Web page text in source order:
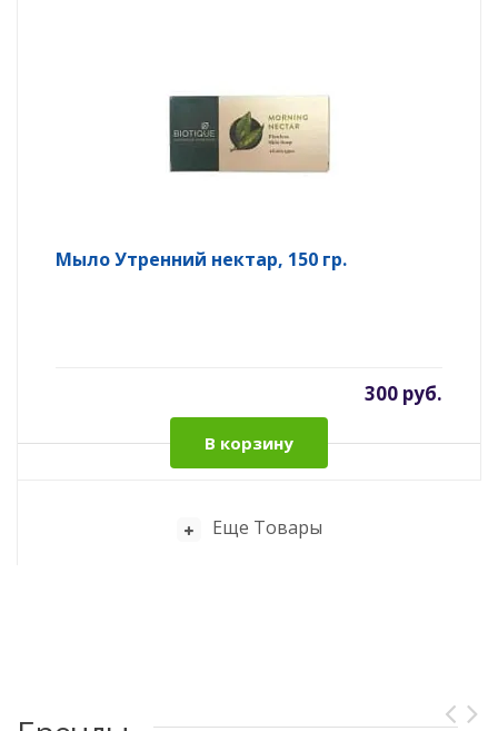
Мыло Утренний нектар, 150 гр.
300 руб.
В корзину
Еще Товары